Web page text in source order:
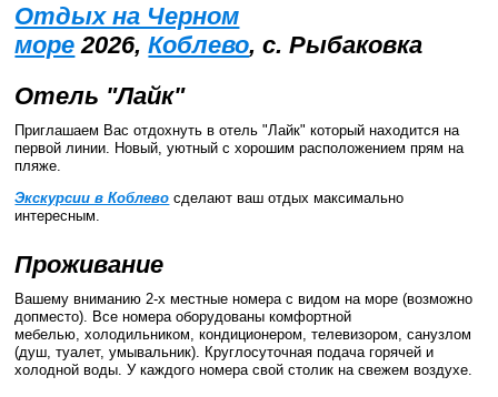
Отдых на Черном
море 2026,Коблево, с. Рыбаковка
Отель "Лайк"
Приглашаем Вас отдохнуть в отель "Лайк" который находится на
первой линии. Новый, уютный с хорошим расположением прям на
пляже.
Экскурсии в Коблево сделают ваш отдых максимально
интересным.
Проживание
Вашему вниманию 2-х местные номера с видом на море (возможно
допместо). Все номера оборудованы комфортной
мебелью, холодильником, кондиционером, телевизором, санузлом
(душ, туалет, умывальник). Круглосуточная подача горячей и
холодной воды. У каждого номера свой столик на свежем воздухе.